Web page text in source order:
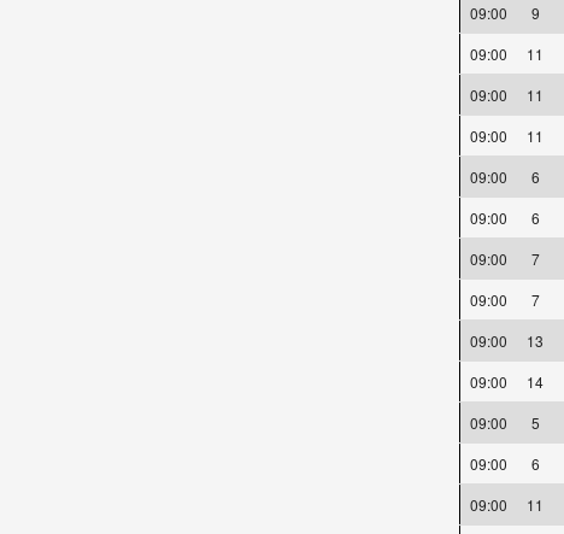
09:00
9
09:00
11
09:00
11
09:00
11
09:00
6
09:00
6
09:00
7
09:00
7
09:00
13
09:00
14
09:00
5
09:00
6
09:00
11